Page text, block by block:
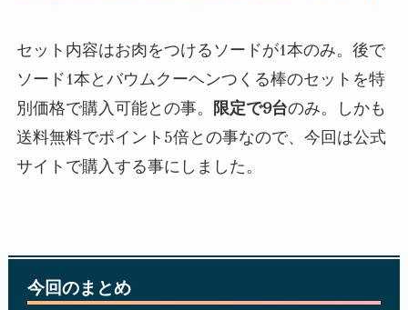
セット内容はお肉をつけるソードが1本のみ。後で
ソード1本とバウムクーヘンつくる棒のセットを特
別価格で購入可能との事。
限定で9台のみ。しかも
送料無料でポイント5倍との事なので、今回は公式
サイトで購入する事にしました。
今回のまとめ